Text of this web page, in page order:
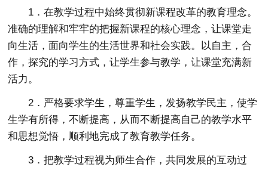
1．在教学过程中始终贯彻新课程改革的教育理念。
准确的理解和牢牢的把握新课程的核心理念，让课堂走
向生活，面向学生的生活世界和社会实践。以自主，合
作，探究的学习方式，让学生参与教学，让课堂充满新
活力。
2．严格要求学生，尊重学生，发扬教学民主，使学
生学有所得，不断提高，从而不断提高自己的教学水平
和思想觉悟，顺利地完成了教育教学任务。
3．把教学过程视为师生合作，共同发展的互动过